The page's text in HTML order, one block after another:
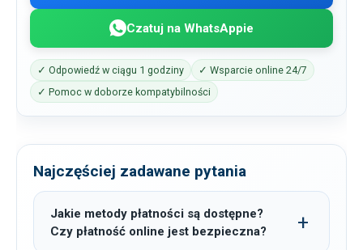
Czatuj na WhatsAppie
✓ Odpowiedź w ciągu 1 godziny
✓ Wsparcie online 24/7
✓ Pomoc w doborze kompatybilności
Najczęściej zadawane pytania
Jakie metody płatności są dostępne?
Czy płatność online jest bezpieczna?